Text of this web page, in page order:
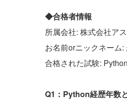
◆合格者情報
所属会社: 株式会社ア
お名前orニックネーム:
合格された試験:
Q1：Python経歴年数